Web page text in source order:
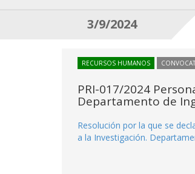
3/9/2024
RECURSOS HUMANOS
PRI-017/2024
Departamento de
Resolución por la que se
a la Investigación.